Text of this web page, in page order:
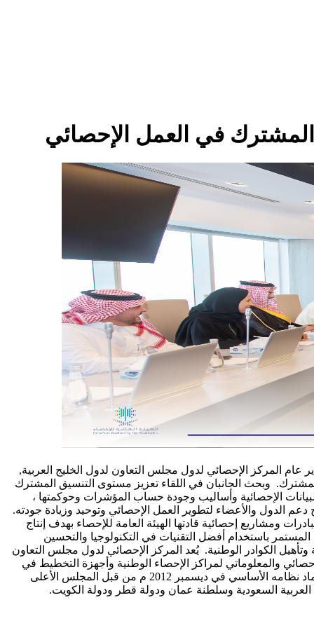
في العمل الإحصائي
عام المركز الإحصائي لدول مجلس التعاون لدول الخليج العربية,
وبحث الجانبان في اللقاء تعزيز مستوى التنسيق المشترك
الإحصائية وأساليب وجودة حساب المؤشرات وحوكمتها ،
الدول والأعضاء لتطوير العمل الإحصائي وتوحيد وزيادة جودته.
ومشاريع إحصائية قادتها الهيئة العامة للإحصاء بهدف إنتاج
باستخدام أفضل التقنيات في التكنولوجيا والتحسين
الكوادر الوطنية. يُعد المركز الإحصائي لدول مجلس التعاون
والمعلوماتي لمراكز الإحصاء الوطنية وأجهزة التخطيط في
دول المجلس ، وتمت الموافقة على إنشاء المركز من قبل المجلس الوزاري لمجلس التعاون لدول الخليج العربية في سبتمبر 2011 م وتم اعتماد نظامه الأساسي في ديسمبر 2012 م من قبل المجلس الأعلى
العربية السعودية وسلطنة عمان ودولة قطر ودولة الكويت.